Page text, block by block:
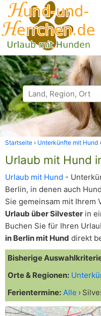
Startseite Unterkünfte mit Hund
Urlaub mit Hund
Urlaub mit Hund -
Berlin, in denen auch
Sie gemeinsam mit Ihrem
Urlaub über Silvester in
Buchen Sie für Ihren
in Berlin mit Hund direkt
Bisherige
Orte & Regionen:
Ferientermine: Alle